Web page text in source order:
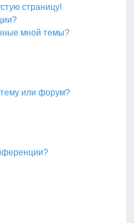
страницу!
мной темы?
или форум?